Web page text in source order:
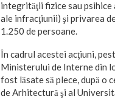
integrităţii fizice sau
ale infracţiunii) şi privarea
1.250 de persoane.
În cadrul acestei acţiuni,
Ministerului de Interne din
fost lăsate să plece, după o
de Arhitectură şi al